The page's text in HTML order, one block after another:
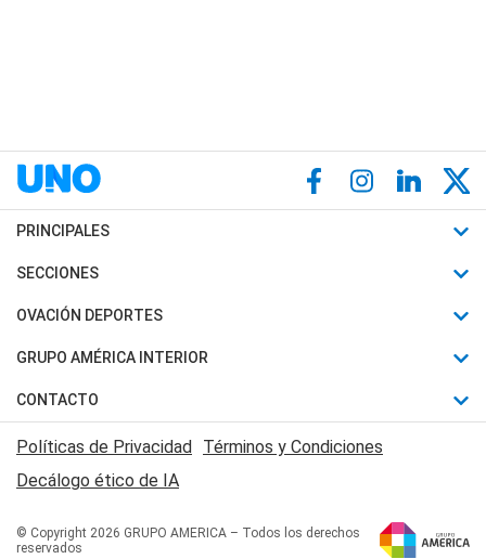
PRINCIPALES
Últimas Noticias
Política
Judiciales
Economia
SECCIONES
Horóscopo
Motores
Trucos caseros
Series y Películas
Edictos y Solicitadas
OVACIÓN DEPORTES
Fútbol
Mundial
Automovilismo
Rugby
Básquet
GRUPO AMÉRICA INTERIOR
Canal 7 en Vivo
San Juan 8
CONTACTO
Acerca de Nosotros
Contactanos
Políticas de Privacidad
Términos y Condiciones
Decálogo ético de IA
© Copyright 2026 GRUPO AMERICA – Todos los derechos
reservados